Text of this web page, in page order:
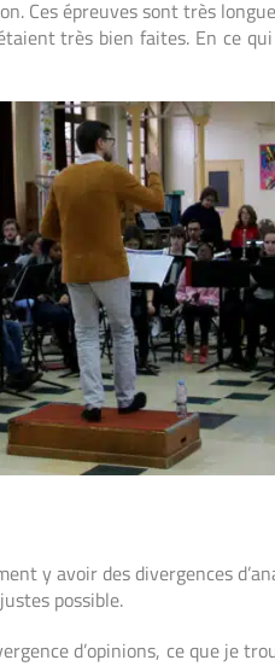
Ces épreuves sont très
très bien faites. En ce
y avoir des divergences
possible.
d’opinions, ce que je